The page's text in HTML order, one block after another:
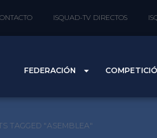
ISQUAD-TV DIRECTOS
FEDERACIÓN
TAGGED "ASEMBLEA"